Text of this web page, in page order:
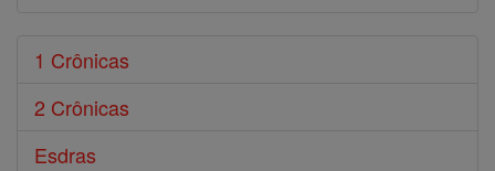
1 Crônicas
2 Crônicas
Esdras